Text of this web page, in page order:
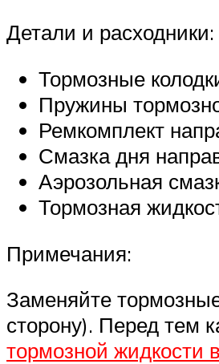
Детали и расходники:
Тормозные
Пружины
Ремкомплект
Смазка дня
Аэрозольная
Тормозная
Примечания:
Заменяйте
сторону). Перед тем
тормозной жидкости